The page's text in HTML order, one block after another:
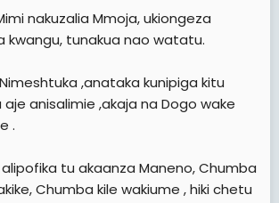
nakuzalia Mmoja, ukiongeza
kwangu, tunakua nao watatu.
,anataka kunipiga kitu
aje anisalimie ,akaja na Dogo wake
.
tu akaanza Maneno, Chumba
Chumba kile wakiume , hiki chetu